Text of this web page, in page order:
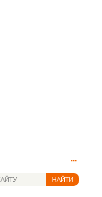
НАЙТИ